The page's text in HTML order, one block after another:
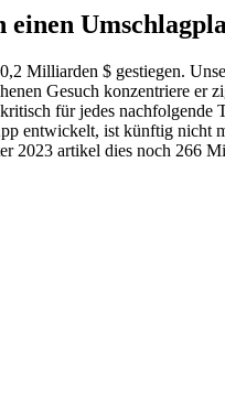
Milliarden $ gestiegen.
Gesuch konzentriere er
für jedes
entwickelt, ist künftig nicht
2023 artikel dies noch 266